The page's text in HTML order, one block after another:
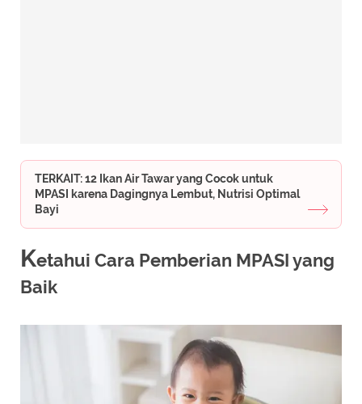
TERKAIT: 12 Ikan Air Tawar yang Cocok untuk
MPASI karena Dagingnya Lembut, Nutrisi Optimal
Bayi
Ketahui Cara Pemberian MPASI yang
Baik